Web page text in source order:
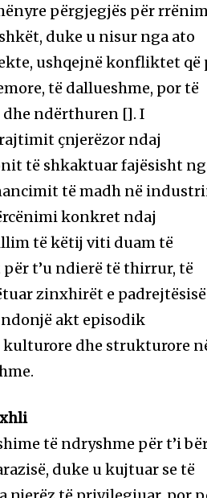
përgjegjës për
duke u nisur nga ato
ushqejnë konfliktet që
të dallueshme, por të
ndërthuren []. I
çnjerëzor ndaj
të shkaktuar fajësisht
të madh në
konkret ndaj
të këtij viti duam të
t’u ndierë të thirrur, të
zinxhirët e padrejtësisë
akt episodik
dhe strukturore
të ndryshme për t’i
duke u kujtuar se të